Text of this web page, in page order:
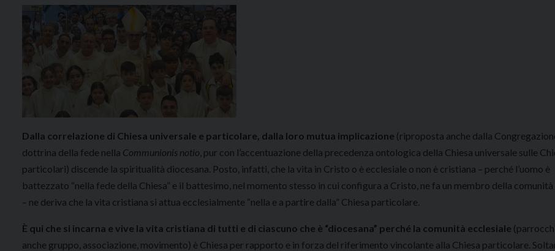
Dalla correlazione di Chiesa universale e particolare, dalla loro mutua implicazione (riproposta anche dalla
dottrina della fede nella Communionis notio , pur con l’accentuazione della precedenza ontologica della Chiesa universale sulle
particolari) discende la spiritualità diocesana. Posto, infatti, che la vita in Cristo o è ecclesiale o non è cristiana – perché l’uomo è
battezzato “nella fede della Chiesa” e il battesimo, nel momento stesso in cui configura a Cristo, ne fa un membro della
– ne deriva che la vita cristiana si attua ecclesialmente “nella e a partire dalla” Chiesa particolare.
È qui che si incarna e vive la vita cristiana di tutti e di ciascuno che è “diocesana” perché la comunità ecclesiale
anche gruppo, associazione, movimento) è Chiesa per rapporto e in forza del riferimento vincolante alla Chiesa particolare.